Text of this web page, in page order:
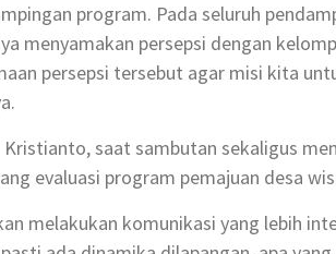
program. Pada seluruh
menyamakan persepsi dengan
persepsi tersebut agar misi kita
Kristianto, saat sambutan sekaligus
evaluasi program pemajuan desa
melakukan komunikasi yang lebih